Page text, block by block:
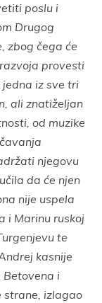
poslu i
Drugog
zbog čega će
provesti
jedna iz sve tri
ali znatiželjan
od muzike
njegovu
da će njen
nije uspela
i Marinu ruskoj
te
kasnije
i
strane, izlagao